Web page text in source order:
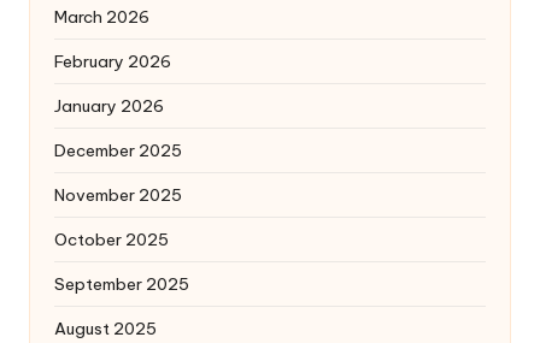
March 2026
February 2026
January 2026
December 2025
November 2025
October 2025
September 2025
August 2025